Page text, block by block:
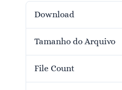
Download
Tamanho do Arquivo
File Count